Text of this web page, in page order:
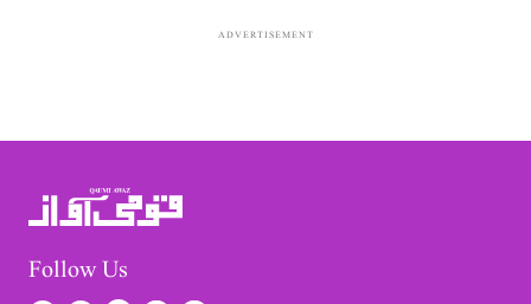
ADVERTISEMENT
Follow Us